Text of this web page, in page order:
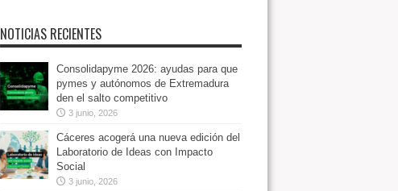
NOTICIAS RECIENTES
Consolidapyme 2026: ayudas para que
pymes y autónomos de Extremadura
den el salto competitivo
3 junio, 2026
Cáceres acogerá una nueva edición del
Laboratorio de Ideas con Impacto
Social
3 junio, 2026